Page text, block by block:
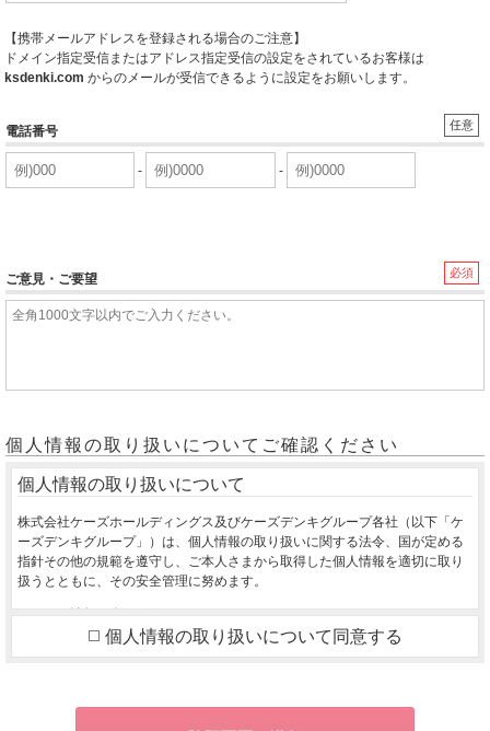
【携帯メールアドレスを登録される場合のご注意】
ドメイン指定受信またはアドレス指定受信の設定をされているお客様は
ksdenki.com からのメールが受信できるように設定をお願いします。
任意
電話番号
- -
必須
ご意見・ご要望
個人情報の取り扱いについてご確認ください
個人情報の取り扱いについて
株式会社ケーズホールディングス及びケーズデンキグループ各社（以下「ケ
ーズデンキグループ」）は、個人情報の取り扱いに関する法令、国が定める
指針その他の規範を遵守し、ご本人さまから取得した個人情報を適切に取り
扱うとともに、その安全管理に努めます。
１．個人情報の利用目的
ご本人さまから同意をいただいた利用目的の達成に必要な範囲を超えて、取
得した個人情報を利用いたしません。
お取り寄せ商品が入荷した際、お客様にご連絡させていただくため
個人情報の取り扱いについて同意する